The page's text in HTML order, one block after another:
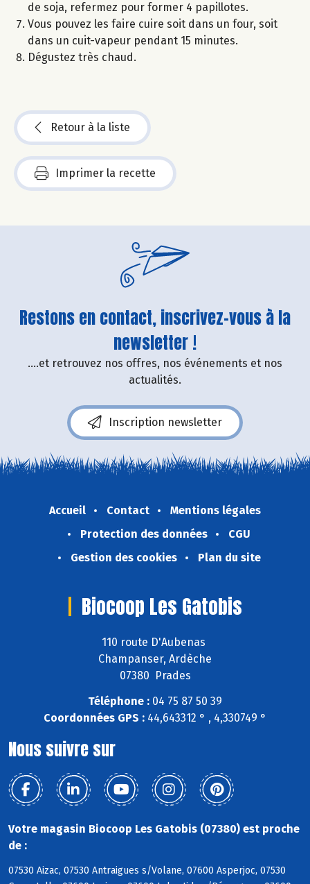
de soja, refermez pour former 4 papillotes.
Vous pouvez les faire cuire soit dans un four, soit
dans un cuit-vapeur pendant 15 minutes.
Dégustez très chaud.
Retour à la liste
Imprimer la recette
Restons en contact, inscrivez-vous à la
newsletter !
....et retrouvez nos offres, nos événements et nos
actualités.
Inscription newsletter
Accueil Contact
Mentions légales
Protection des données
CGU
Gestion des cookies
Plan du site
Biocoop Les Gatobis
110 route D'Aubenas
Champanser, Ardèche
07380 Prades
Téléphone : 04 75 87 50 39
Coordonnées GPS : 44,643312 ° , 4,330749 °
Nous suivre sur
Votre magasin Biocoop Les Gatobis (07380) est proche
de :
07530 Aizac, 07530 Antraigues s/Volane, 07600 Asperjoc, 07530